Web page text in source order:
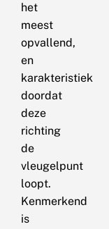
het
meest
opvallend,
en
karakteristiek
doordat
deze
richting
de
vleugelpunt
loopt.
Kenmerkend
is